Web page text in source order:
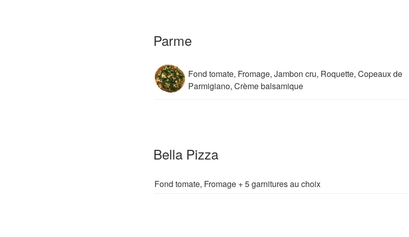
Parme
Fond tomate, Fromage, Jambon cru, Roquette, Copeaux de
Parmigiano, Crème balsamique
Bella Pizza
Fond tomate, Fromage + 5 garnitures au choix